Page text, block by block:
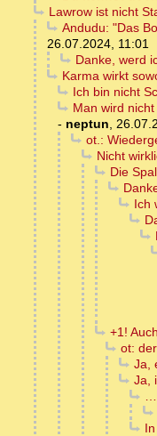
Lawrow ist nicht
Andudu: "Das
26.07.2024, 11:01
Danke, werd
Karma wirkt
Ich bin nicht
Man wird
- neptun,
ot.:
Nicht
Die
Ich
+1!
ot:
Ja,
Ja,
…